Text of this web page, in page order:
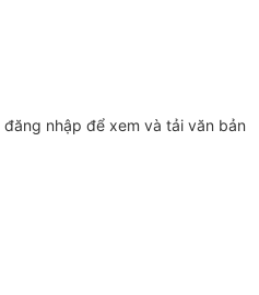
đăng nhập để xem và tải văn bản